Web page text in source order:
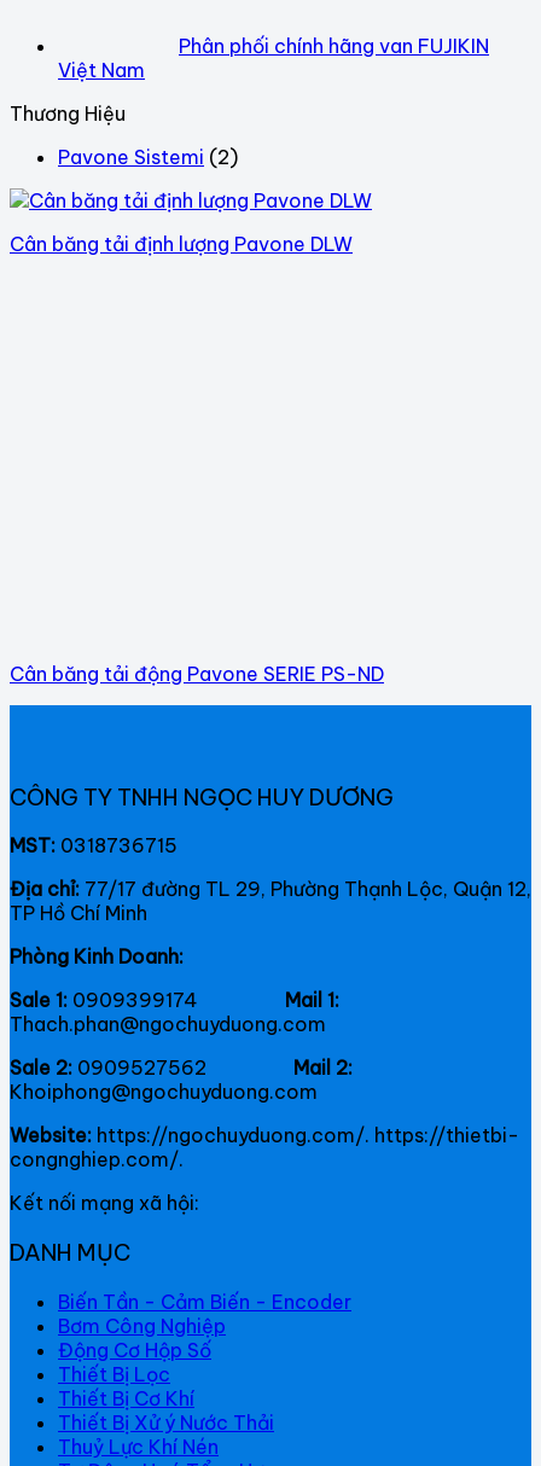
Phân phối chính hãng van FUJIKIN
Việt Nam
Thương Hiệu
Pavone Sistemi (2)
Cân băng tải định lượng Pavone DLW
Cân băng tải động Pavone SERIE PS-ND
CÔNG TY TNHH NGỌC HUY DƯƠNG
MST: 0318736715
Địa chỉ: 77/17 đường TL 29, Phường Thạnh Lộc, Quận 12,
TP Hồ Chí Minh
Phòng Kinh Doanh:
Sale 1: 0909399174 Mail 1:
Thach.phan@ngochuyduong.com
Sale 2: 0909527562 Mail 2:
Khoiphong@ngochuyduong.com
Website: https://ngochuyduong.com/. https://thietbi-
congnghiep.com/.
Kết nối mạng xã hội:
DANH MỤC
Biến Tần - Cảm Biến - Encoder
Bơm Công Nghiệp
Động Cơ Hộp Số
Thiết Bị Lọc
Thiết Bị Cơ Khí
Thiết Bị Xử ý Nước Thải
Thuỷ Lực Khí Nén